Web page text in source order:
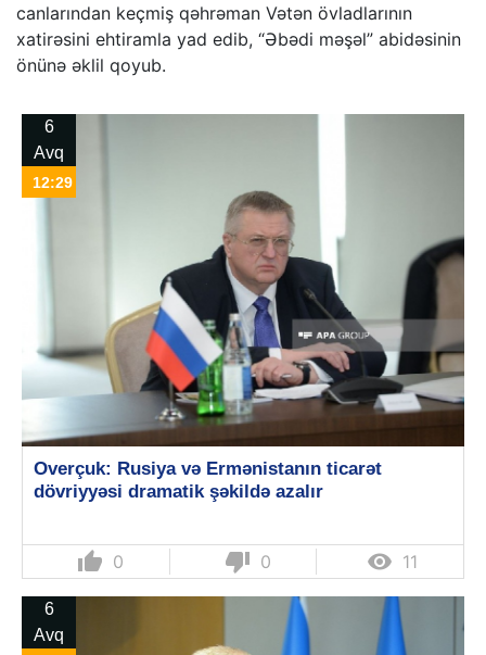
canlarından keçmiş qəhrəman Vətən övladlarının
xatirəsini ehtiramla yad edib, “Əbədi məşəl” abidəsinin
önünə əklil qoyub.
6
Avq
12:29
Overçuk: Rusiya və Ermənistanın ticarət
dövriyyəsi dramatik şəkildə azalır
thumb_up 0 thumb_down 0  11
6
Avq